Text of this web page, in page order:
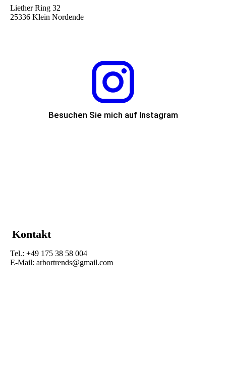
Liether Ring 32
25336 Klein Nordende
Besuchen Sie mich auf Instagram
Kontakt
Tel.: +49 175 38 58 004
E-Mail: arbortrends@gmail.com